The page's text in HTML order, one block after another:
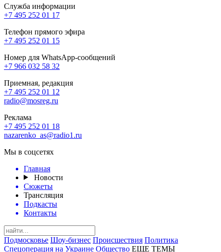
Служба информации
+7 495 252 01 17
Телефон прямого эфира
+7 495 252 01 15
Номер для WhatsApp-сообщений
+7 966 032 58 32
Приемная, редакция
+7 495 252 01 12
radio@mosreg.ru
Реклама
+7 495 252 01 18
nazarenko_as@radio1.ru
Мы в соцсетях
Главная
Новости
Сюжеты
Трансляция
Подкасты
Контакты
Подмосковье Шоу-бизнес Происшествия Политика
Спецоперация на Украине Общество ЕЩЕ ТЕМЫ